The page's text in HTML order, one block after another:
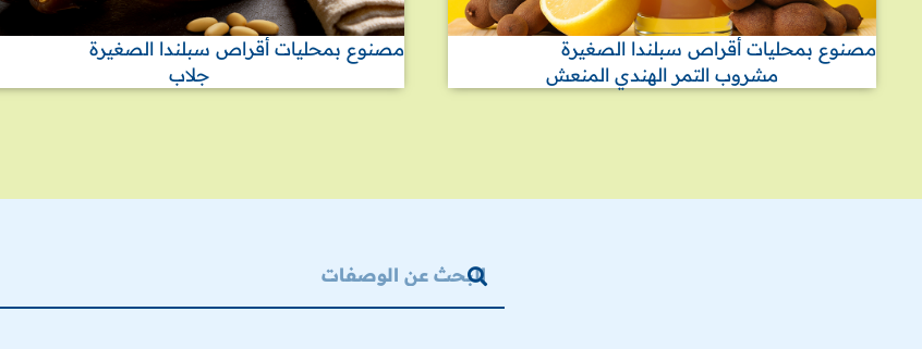
مصنوع بمحليات أقراص سبلندا الصغيرة
مشروب التمر الهندي المنعش
مصنوع بمحليات أقراص سبلندا الصغيرة
جلاب